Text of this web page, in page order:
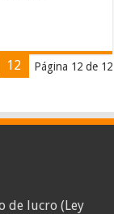
Página 12 de 12
12
de lucro (Ley